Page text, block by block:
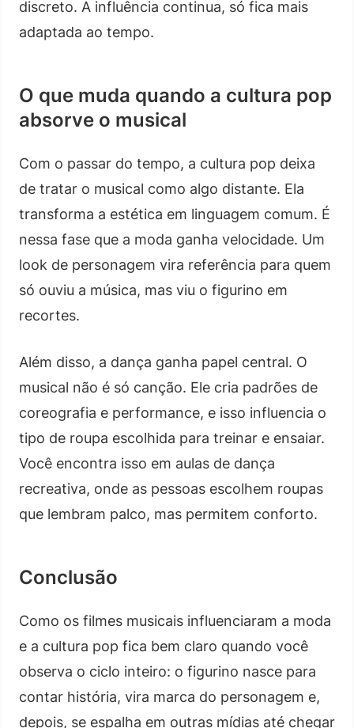
discreto. A influência continua, só fica mais
adaptada ao tempo.
O que muda quando a cultura pop
absorve o musical
Com o passar do tempo, a cultura pop deixa
de tratar o musical como algo distante. Ela
transforma a estética em linguagem comum. É
nessa fase que a moda ganha velocidade. Um
look de personagem vira referência para quem
só ouviu a música, mas viu o figurino em
recortes.
Além disso, a dança ganha papel central. O
musical não é só canção. Ele cria padrões de
coreografia e performance, e isso influencia o
tipo de roupa escolhida para treinar e ensaiar.
Você encontra isso em aulas de dança
recreativa, onde as pessoas escolhem roupas
que lembram palco, mas permitem conforto.
Conclusão
Como os filmes musicais influenciaram a moda
e a cultura pop fica bem claro quando você
observa o ciclo inteiro: o figurino nasce para
contar história, vira marca do personagem e,
depois, se espalha em outras mídias até chegar